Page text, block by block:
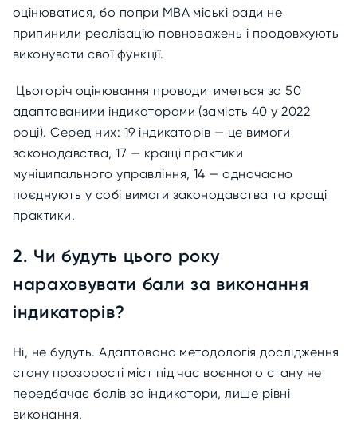
оцінюватися, бо попри МВА міські ради не
припинили реалізацію повноважень і продовжують
виконувати свої функції.
Цьогоріч оцінювання проводитиметься за 50
адаптованими індикаторами (замість 40 у 2022
році). Серед них: 19 індикаторів — це вимоги
законодавства, 17 — кращі практики
муніципального управління, 14 — одночасно
поєднують у собі вимоги законодавства та кращі
практики.
2. Чи будуть цього року
нараховувати бали за виконання
індикаторів?
Ні, не будуть. Адаптована методологія дослідження
стану прозорості міст під час воєнного стану не
передбачає балів за індикатори, лише рівні
виконання.